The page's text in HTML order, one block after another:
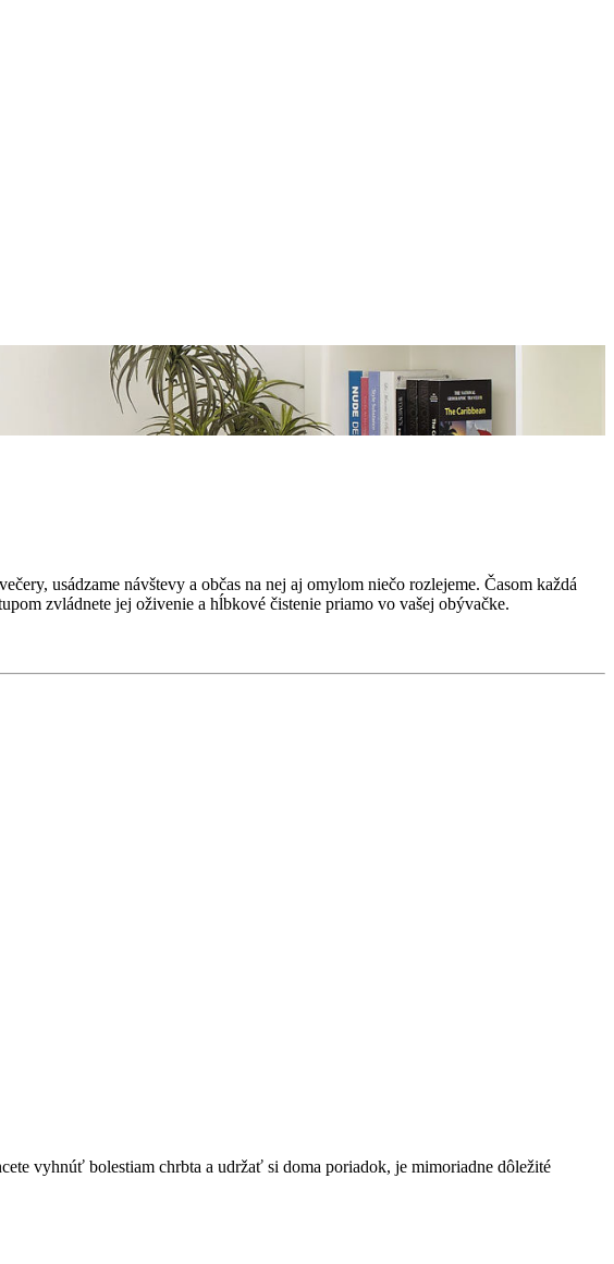
usádzame návštevy a občas na nej aj omylom niečo rozlejeme. Časom každá
zvládnete jej oživenie a hĺbkové čistenie priamo vo vašej obývačke.
vyhnúť bolestiam chrbta a udržať si doma poriadok, je mimoriadne dôležité